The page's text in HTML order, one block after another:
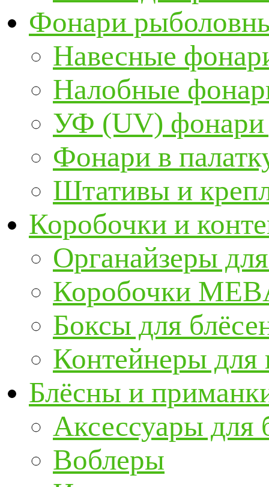
Фонари
Навесные
Налобные
УФ (UV) фонари
Фонари в
Штативы и
Коробочки и
Органайзеры
Коробочки
Боксы для
Контейнеры для
Блёсны и
Аксессуары для
Воблеры